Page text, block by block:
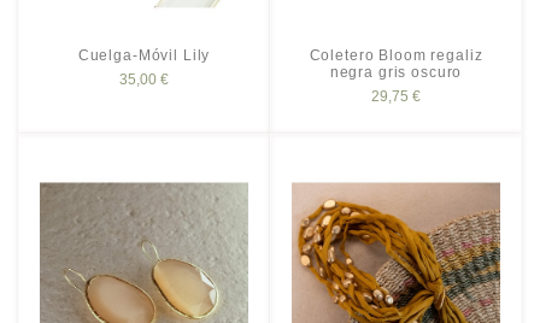
Cuelga-Móvil Lily
35,00 €
Coletero Bloom regaliz
negra gris oscuro
29,75 €